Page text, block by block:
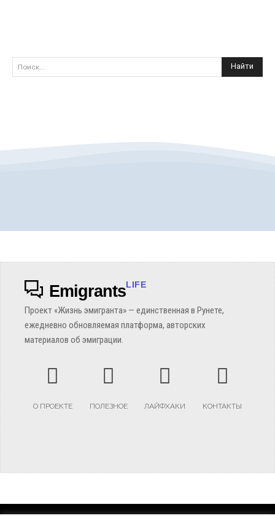
Поиск... Найти
EmigrantsLIFE
Проект «Жизнь эмигранта» — единственная в Рунете,
ежедневно обновляемая платформа, авторских
материалов об эмиграции.
О ПРОЕКТЕ ПОЛЕЗНОЕ ЛАЙФХАКИ КОНТАКТЫ